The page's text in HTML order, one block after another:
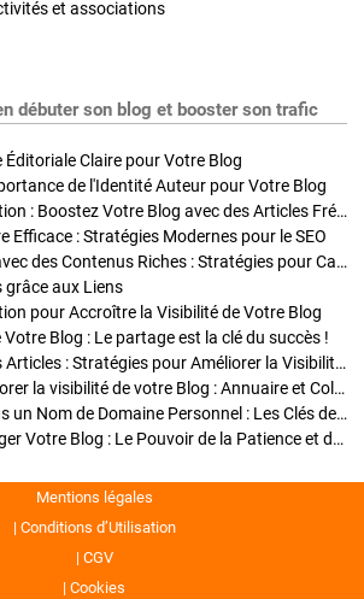
et associations
débuter son blog et booster son trafic
Éditoriale Claire pour Votre Blog
de l'Identité Auteur pour Votre Blog
Stratégies de Publication : Boostez Votre Blog avec des Articles Fréquents et Exclusifs
Efficace : Stratégies Modernes pour le SEO
Enrichir Vos Articles avec des Contenus Riches : Stratégies pour Captiver et Optimiser
grâce aux Liens
pour Accroître la Visibilité de Votre Blog
Blog : Le partage est la clé du succès !
Optimisation SEO des Articles : Stratégies pour Améliorer la Visibilité de Votre Blog
Stratégies pour améliorer la visibilité de votre Blog : Annuaire et Collaborations
Pourquoi Investir dans un Nom de Domaine Personnel : Les Clés de la Réussite de Votre Blog
Comment Faire Émerger Votre Blog : Le Pouvoir de la Patience et de la Persévérance
Mentions légales
Conditions d’Utilisation
CGV
Cookies